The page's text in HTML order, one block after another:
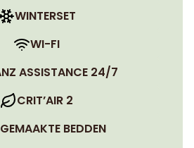
WINTERSET
WI-FI
ASSISTANCE 24/7
CRIT’AIR 2
BEDDEN